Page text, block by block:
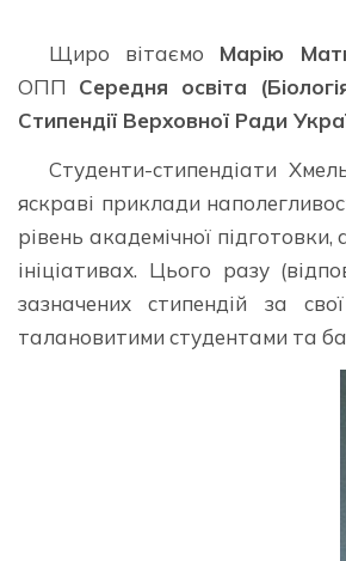
Щиро вітаємо Марію
ОПП Середня освіта
Стипендії Верховної Ради
Студенти-стипендіати
яскраві приклади
рівень академічної
ініціативах. Цього разу
зазначених стипендій за
талановитими студентами та